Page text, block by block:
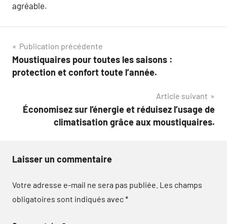
agréable.
Navigation
de
Publication précédente
Moustiquaires pour toutes les saisons :
protection et confort toute l’année.
Article suivant
Économisez sur l’énergie et réduisez l’usage de
climatisation grâce aux moustiquaires.
Laisser un commentaire
Votre adresse e-mail ne sera pas publiée. Les champs
obligatoires sont indiqués avec*